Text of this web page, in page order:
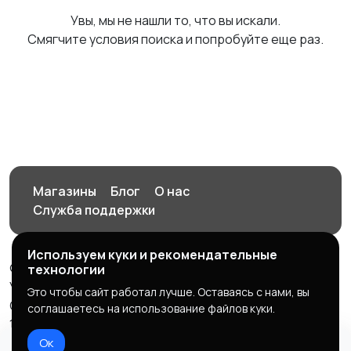
Увы, мы не нашли то, что вы искали.
Смягчите условия поиска и попробуйте еще раз.
Магазины Блог
О нас
Служба поддержки
© 2026 Орен-АЙ - Авто | Недвижимость | Работа |
Услуги
Создал Карусов Е.С ООО "ЦПК" ИНН 5609203278 ОГРН
1235600008841
Используем куки и рекомендательные
технологии
Это чтобы сайт работал лучше. Оставаясь с нами, вы
соглашаетесь на использование файлов куки.
Ок